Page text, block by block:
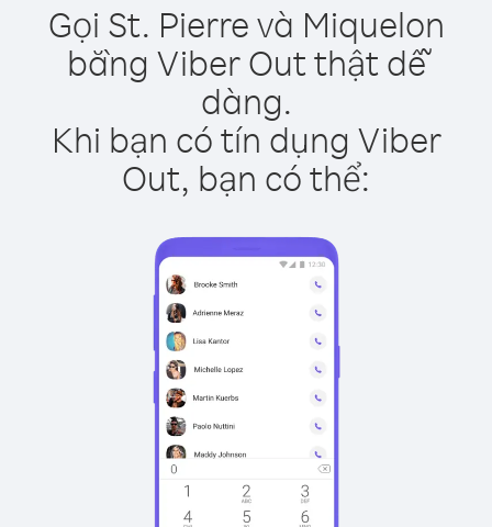
Gọi St. Pierre và Miquelon
bằng Viber Out thật dễ
dàng.
Khi bạn có tín dụng Viber
Out, bạn có thể: